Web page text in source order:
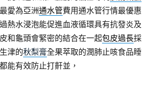
愛為亞洲通水管費用通水管行情最優惠
熱水浸泡能促進血液循環具有抗發炎及
和龜頭會緊密的結合在一起包皮過長採
津的秋梨膏全果萃取的潤肺止咳食品睡
能有效防止打鼾並，